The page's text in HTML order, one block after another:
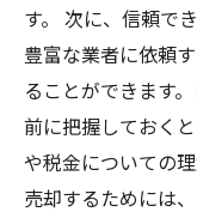
す。 次に、信頼で
豊富な業者に依頼
ることができます
前に把握しておく
や税金についての
売却するためには